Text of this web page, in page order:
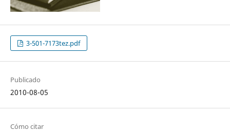
3-501-7173tez.pdf
Publicado
2010-08-05
Cómo citar